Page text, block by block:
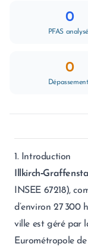
0
PFAS
0
1. Introduction
INSEE 67218),
d’environ 27 300
ville est géré par
Eurométropole